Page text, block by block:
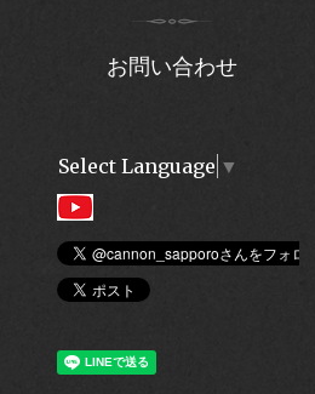
お問い合わせ
Select Language ▼